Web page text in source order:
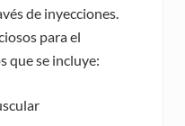
de inyecciones.
para el
que se incluye: